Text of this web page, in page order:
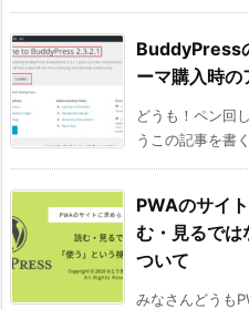
BuddyPress
ーマ購入時の
どうも！ペン回
うこの記事を書
PWAのサイ
む・見るでは
ついて
みなさんどうも